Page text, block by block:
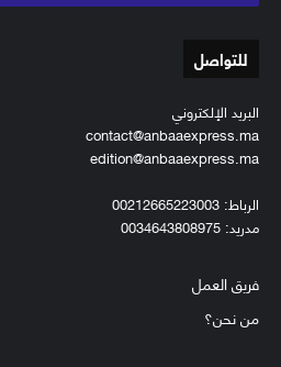
للتواصل
البريد الإلكتروني
contact@anbaaexpress.ma
edition@anbaaexpress.ma
الرباط: 00212665223003
مدريد: 0034643808975
فريق العمل
من نحن؟